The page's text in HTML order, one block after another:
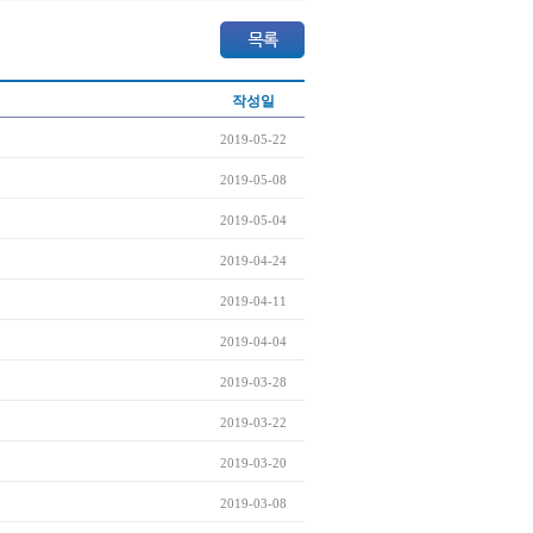
작성일
2019-05-22
2019-05-08
2019-05-04
2019-04-24
2019-04-11
2019-04-04
2019-03-28
2019-03-22
2019-03-20
2019-03-08